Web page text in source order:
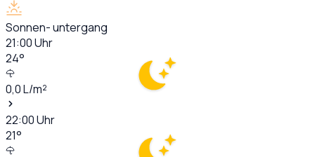
Sonnen- untergang
21:00Uhr
24°
0,0L/m²
22:00Uhr
21°